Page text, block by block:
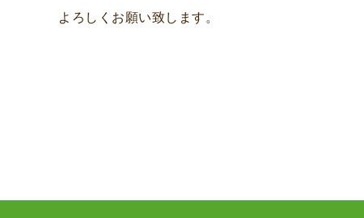
よろしくお願い致します。